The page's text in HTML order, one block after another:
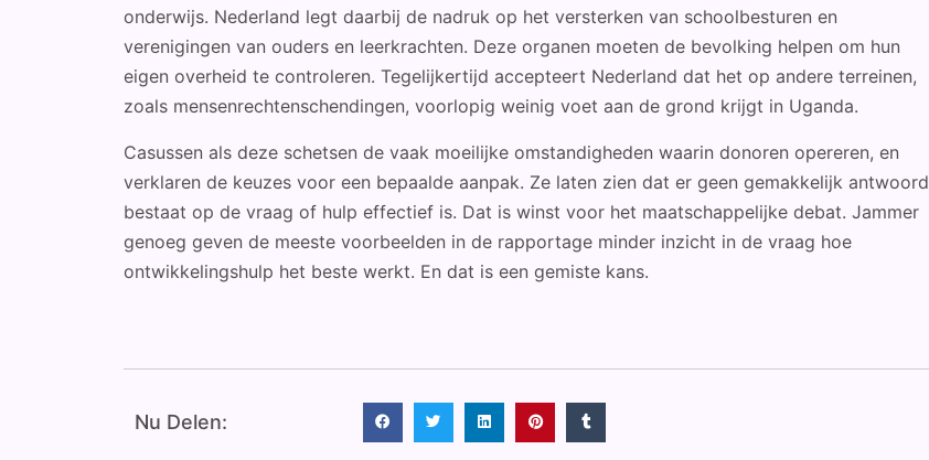
onderwijs. Nederland legt daarbij de nadruk op het versterken van schoolbesturen en
verenigingen van ouders en leerkrachten. Deze organen moeten de bevolking helpen om hun
eigen overheid te controleren. Tegelijkertijd accepteert Nederland dat het op andere terreinen,
zoals mensenrechtenschendingen, voorlopig weinig voet aan de grond krijgt in Uganda.
Casussen als deze schetsen de vaak moeilijke omstandigheden waarin donoren opereren, en
verklaren de keuzes voor een bepaalde aanpak. Ze laten zien dat er geen gemakkelijk antwoord
bestaat op de vraag of hulp effectief is. Dat is winst voor het maatschappelijke debat. Jammer
genoeg geven de meeste voorbeelden in de rapportage minder inzicht in de vraag hoe
ontwikkelingshulp het beste werkt. En dat is een gemiste kans.
Nu Delen: